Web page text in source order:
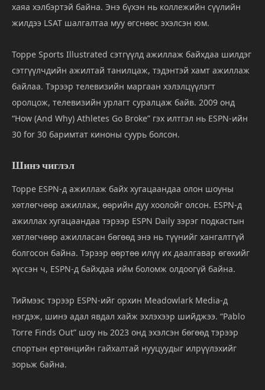
хаяа хэлбэртэй байна. Энэ бүхэн нь коллежийн сүүлийн
жилдээ LSAT шалгалтаа муу өгснөөс эхэлсэн юм.
Торре Sports Illustrated сэтгүүлд ажиллаж байхдаа шилдэг
сэтгүүлчдийн ажилтай танилцаж, тэдэнтэй хамт ажиллаж
байлаа. Тэрээр телевизийн маргаан хэлэлцүүлэгт
оролцож, телевизийн урлагт суралцаж байв. 2009 онд
“How (And Why) Athletes Go Broke” гэх илтгэл нь ESPN-ийн
30 for 30 баримтат киноны суурь болсон.
Шинэ чиглэл
Торре ESPN-д ажиллаж байх хугацаандаа олон шоуны
хөтлөгчөөр ажиллаж, өөрийн дуу хоолойг олсон. ESPN-д
ажиллах хугацаандаа тэрээр ESPN Daily зэрэг подкастын
хөтлөгчөөр ажилласан бөгөөд энэ нь түүнийг хангалтгүй
болгосон байна. Тэрээр өөртөө илүү их даалгавар өгөхийг
хүссэн ч, ESPN-д байхдаа ийм боломж олдоогүй байна.
Тиймээс тэрээр ESPN-ийг орхин Meadowlark Media-д
нэгдэж, шинэ адал явдал хайж эхлэхээр шийджээ. “Pablo
Torre Finds Out” шоу нь 2023 онд эхэлсэн бөгөөд тэрээр
спортын ертөнцийн гайхалтай нууцуудыг илрүүлэхийг
зорьж байна.